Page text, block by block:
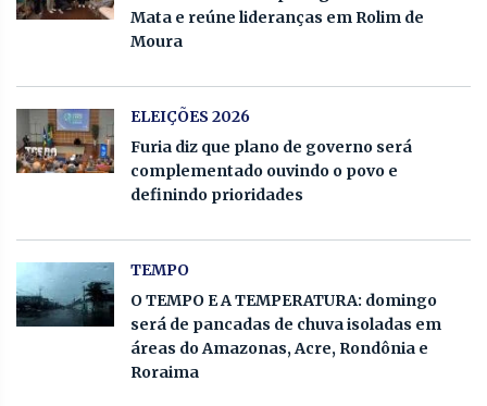
Mata e reúne lideranças em Rolim de
Moura
ELEIÇÕES 2026
Furia diz que plano de governo será
complementado ouvindo o povo e
definindo prioridades
TEMPO
O TEMPO E A TEMPERATURA: domingo
será de pancadas de chuva isoladas em
áreas do Amazonas, Acre, Rondônia e
Roraima